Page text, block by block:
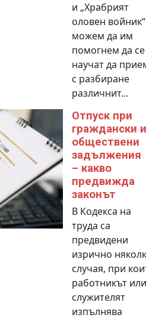
и „Храбрият
оловен войник“
можем да им
помогнем да се
научат да
с разбиране
различнит...
Отпуск при
граждански и
обществени
задължения
– какво
предвижда
законът
В Кодекса на
труда са
предвидени
изрично
случая, при
работникът или
служителят
изпълнява